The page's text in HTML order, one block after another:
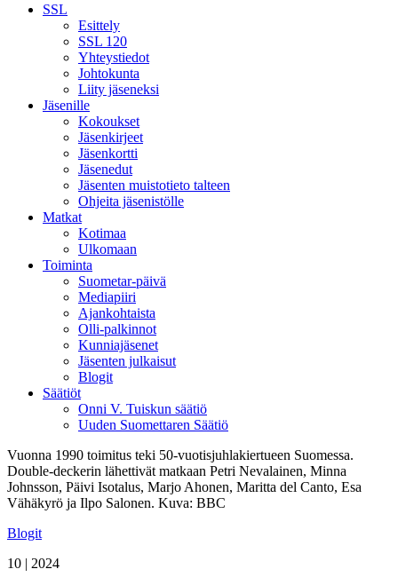
SSL
Esittely
SSL 120
Yhteystiedot
Johtokunta
Liity jäseneksi
Jäsenille
Kokoukset
Jäsenkirjeet
Jäsenkortti
Jäsenedut
Jäsenten muistotieto talteen
Ohjeita jäsenistölle
Matkat
Kotimaa
Ulkomaan
Toiminta
Suometar-päivä
Mediapiiri
Ajankohtaista
Olli-palkinnot
Kunniajäsenet
Jäsenten julkaisut
Blogit
Säätiöt
Onni V. Tuiskun säätiö
Uuden Suomettaren Säätiö
Vuonna 1990 toimitus teki 50-vuotisjuhlakiertueen Suomessa.
Double-deckerin lähettivät matkaan Petri Nevalainen, Minna
Johnsson, Päivi Isotalus, Marjo Ahonen, Maritta del Canto, Esa
Vähäkyrö ja Ilpo Salonen. Kuva: BBC
Blogit
10 | 2024